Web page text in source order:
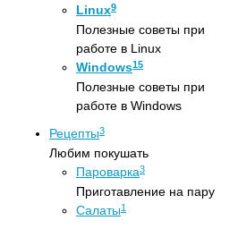
Linux9
Полезные советы при
работе в Linux
Windows15
Полезные советы при
работе в Windows
Рецепты3
Любим покушать
Пароварка3
Приготавление на пару
Салаты1